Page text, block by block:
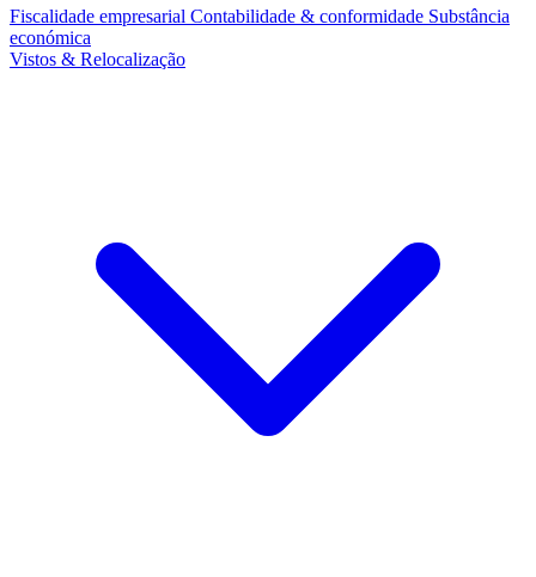
Fiscalidade empresarial Contabilidade & conformidade Substância
económica
Vistos & Relocalização